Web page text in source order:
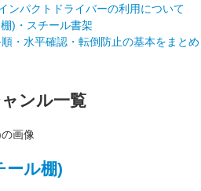
ンパクトドライバーの利用について
)・スチール書架
・水平確認・転倒防止の基本をまとめ
ンル一覧
ール棚)